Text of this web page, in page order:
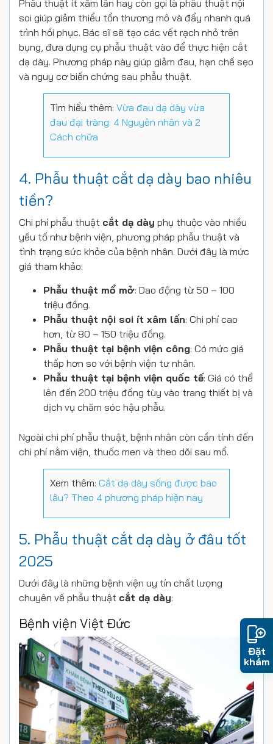
Phẫu thuật ít xâm lấn hay còn gọi là phẫu thuật nội
soi giúp giảm thiểu tổn thương mô và đẩy nhanh quá
trình hồi phục. Bác sĩ sẽ tạo các vết rạch nhỏ trên
bụng, đưa dụng cụ phẫu thuật vào để thực hiện cắt
dạ dày. Phương pháp này giúp giảm đau, hạn chế sẹo
và nguy cơ biến chứng sau phẫu thuật.
Tìm hiểu thêm: Vừa đau dạ dày vừa
đau đại tràng: 4 Nguyên nhân và 2
Cách chữa
4. Phẫu thuật cắt dạ dày bao nhiêu
tiền?
Chi phí phẫu thuật cắt dạ dày phụ thuộc vào nhiều
yếu tố như bệnh viện, phương pháp phẫu thuật và
tình trạng sức khỏe của bệnh nhân. Dưới đây là mức
giá tham khảo:
Phẫu thuật mổ mở: Dao động từ 50 – 100
triệu đồng.
Phẫu thuật nội soi ít xâm lấn: Chi phí cao
hơn, từ 80 – 150 triệu đồng.
Phẫu thuật tại bệnh viện công: Có mức giá
thấp hơn so với bệnh viện tư nhân.
Phẫu thuật tại bệnh viện quốc tế: Giá có thể
lên đến 200 triệu đồng tùy vào trang thiết bị và
dịch vụ chăm sóc hậu phẫu.
Ngoài chi phí phẫu thuật, bệnh nhân còn cần tính đến
chi phí nằm viện, thuốc men và theo dõi sau mổ.
Xem thêm: Cắt dạ dày sống được bao
lâu? Theo 4 phương pháp hiện nay
5. Phẫu thuật cắt dạ dày ở đâu tốt
2025
Dưới đây là những bệnh viện uy tín chất lượng
chuyên về phẫu thuật cắt dạ dày:
Bệnh viện Việt Đức
Đặt
khám